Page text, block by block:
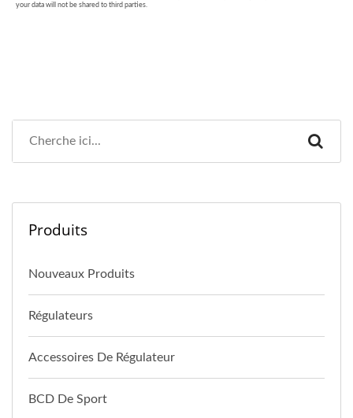
Produits
Nouveaux Produits
Régulateurs
Accessoires De Régulateur
BCD De Sport